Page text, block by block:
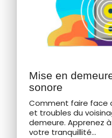
Mise en
sonore
Comment faire face
et troubles du
demeure. Apprenez
votre tranquillité...